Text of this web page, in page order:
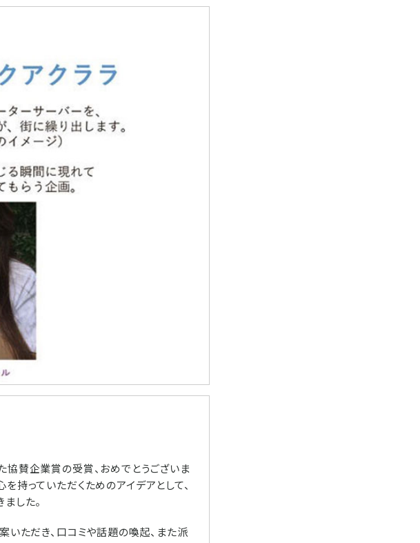
協賛企業賞の受賞、おめでとうございま
持っていただくためのアイデアとして、
した。
いただき、口コミや話題の喚起、また派